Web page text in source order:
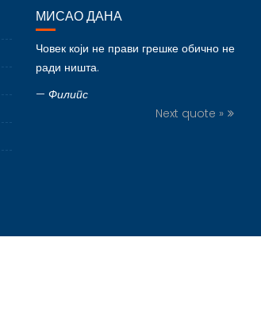
МИСАО ДАНА
Човек који не прави грешке обично не
ради ништа.
— Филипс
Next quote »